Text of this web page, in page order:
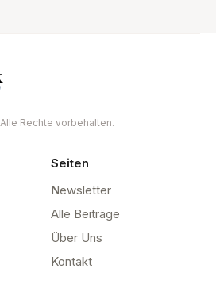
Rechte vorbehalten.
Seiten
Newsletter
Alle Beiträge
Über Uns
Kontakt